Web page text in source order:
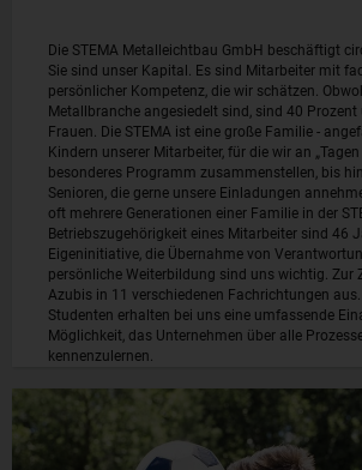
Die STEMA Metalleichtbau GmbH beschäftigt
Sie sind unser Kapital. Es sind Mitarbeiter mit
persönlicher Kompetenz, die wir schätzen.
Metallbranche angesiedelt sind, sind 40
Frauen. Die STEMA ist eine große Familie -
Kindern unserer Mitarbeiter, für die wir an
besonderes Programm zusammenstellen, bis
Senioren, die gerne unsere Einladungen
oft mehrere Generationen einer Familie in der
Betriebszugehörigkeit eines Mitarbeiter sind 46
Eigeninitiative, die Übernahme von
persönliche Weiterbildung sind uns wichtig. Zur
Azubis in 11 verschiedenen Fachrichtungen
Studenten erhalten bei uns eine umfassende
Möglichkeit, das Unternehmen über alle
kennenzulernen.